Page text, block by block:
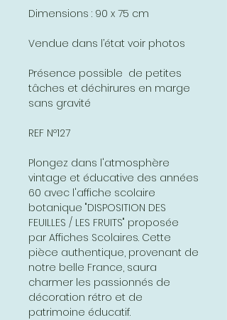
Dimensions : 90 x 75 cm
Vendue dans l’état voir photos
Présence possible de petites
tâches et déchirures en marge
sans gravité
REF Nº127
Plongez dans l'atmosphère
vintage et éducative des années
60 avec l'affiche scolaire
botanique "DISPOSITION DES
FEUILLES / LES FRUITS" proposée
par Affiches Scolaires. Cette
pièce authentique, provenant de
notre belle France, saura
charmer les passionnés de
décoration rétro et de
patrimoine éducatif.